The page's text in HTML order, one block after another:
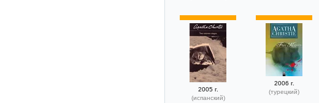
2005 г.
(испанский)
2006 г.
(турецкий)